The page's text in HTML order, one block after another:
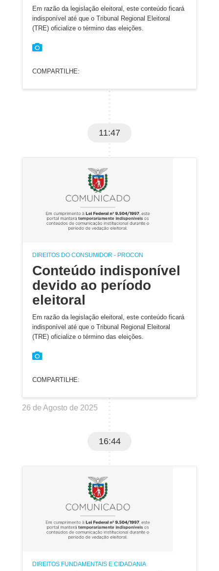
Em razão da legislação eleitoral, este conteúdo ficará
indisponível até que o Tribunal Regional Eleitoral
(TRE) oficialize o término das eleições.
COMPARTILHE:
11:47
DIREITOS DO CONSUMIDOR - PROCON
Conteúdo indisponível
devido ao período
eleitoral
Em razão da legislação eleitoral, este conteúdo ficará
indisponível até que o Tribunal Regional Eleitoral
(TRE) oficialize o término das eleições.
COMPARTILHE:
26 de Agosto de 2025
16:44
DIREITOS FUNDAMENTAIS E CIDADANIA